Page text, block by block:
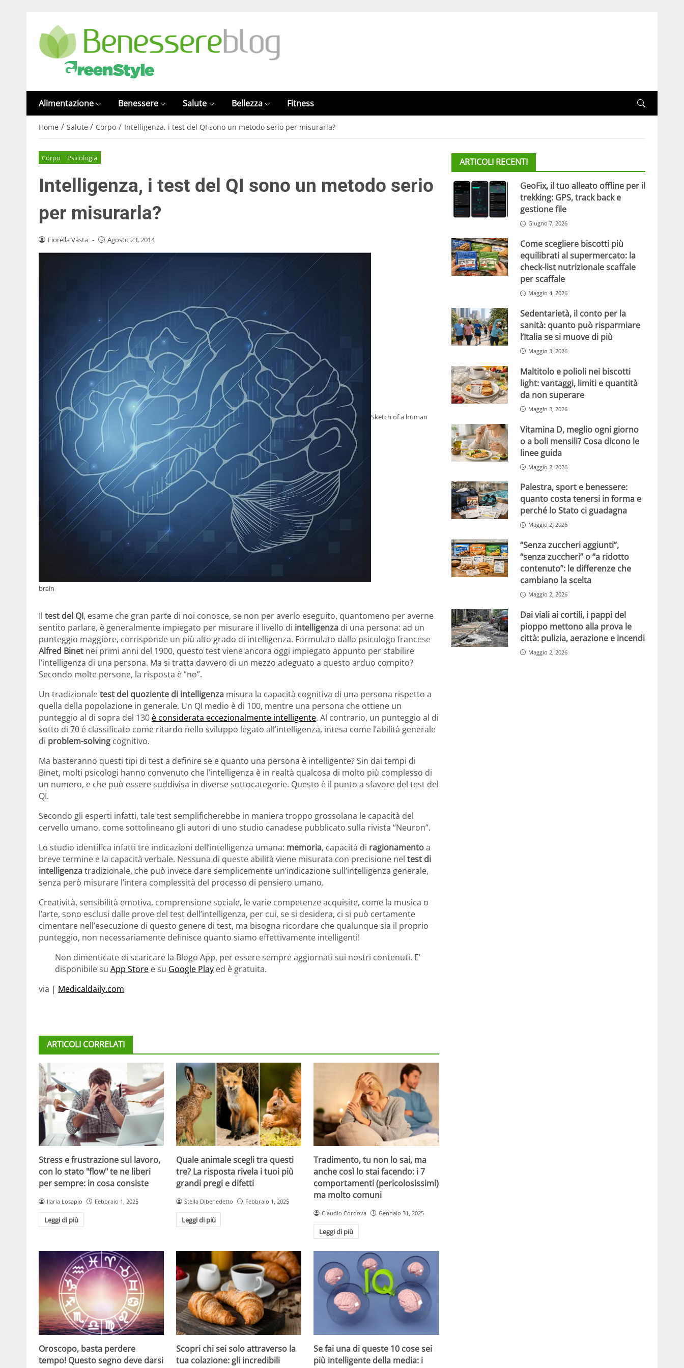
Alimentazione Benessere Salute Bellezza Fitness
Home / Salute / Corpo / Intelligenza, i test del QI sono un metodo serio per misurarla?
Corpo Psicologia
Intelligenza, i test del QI sono un metodo serio
per misurarla?
Fiorella Vasta - Agosto 23, 2014
Sketch of a human
brain
Il test del QI, esame che gran parte di noi conosce, se non per averlo eseguito, quantomeno per averne
sentito parlare, è generalmente impiegato per misurare il livello di intelligenza di una persona: ad un
punteggio maggiore, corrisponde un più alto grado di intelligenza. Formulato dallo psicologo francese
Alfred Binet nei primi anni del 1900, questo test viene ancora oggi impiegato appunto per stabilire
l’intelligenza di una persona. Ma si tratta davvero di un mezzo adeguato a questo arduo compito?
Secondo molte persone, la risposta è “no”.
Un tradizionaletest del quoziente di intelligenza misura la capacità cognitiva di una persona rispetto a
quella della popolazione in generale. Un QI medio è di 100, mentre una persona che ottiene un
punteggio al di sopra del 130 è considerata eccezionalmente intelligente. Al contrario, un punteggio al di
sotto di 70 è classificato come ritardo nello sviluppo legato all’intelligenza, intesa come l’abilità generale
di problem-solving cognitivo.
Ma basteranno questi tipi di test a definire se e quanto una persona è intelligente? Sin dai tempi di
Binet, molti psicologi hanno convenuto che l’intelligenza è in realtà qualcosa di molto più complesso di
un numero, e che può essere suddivisa in diverse sottocategorie. Questo è il punto a sfavore del test del
QI.
Secondo gli esperti infatti, tale test semplificherebbe in maniera troppo grossolana le capacità del
cervello umano, come sottolineano gli autori di uno studio canadese pubblicato sulla rivista “Neuron”.
Lo studio identifica infatti tre indicazioni dell’intelligenza umana: memoria, capacità di ragionamentoa
breve termine e la capacità verbale. Nessuna di queste abilità viene misurata con precisione nel test di
intelligenzatradizionale, che può invece dare semplicemente un’indicazione sull’intelligenza generale,
senza però misurare l’intera complessità del processo di pensiero umano.
Creatività, sensibilità emotiva, comprensione sociale, le varie competenze acquisite, come la musica o
l’arte, sono esclusi dalle prove del test dell’intelligenza, per cui, se si desidera, ci si può certamente
cimentare nell’esecuzione di questo genere di test, ma bisogna ricordare che qualunque sia il proprio
punteggio, non necessariamente definisce quanto siamo effettivamente intelligenti!
Non dimenticate di scaricare la Blogo App, per essere sempre aggiornati sui nostri contenuti. E’
disponibile su App Store e su Google Play ed è gratuita.
via | Medicaldaily.com
ARTICOLI CORRELATI
Stress e frustrazione sul lavoro,
con lo stato "flow" te ne liberi
per sempre: in cosa consiste
Ilaria Losapio Febbraio 1, 2025
Leggi di più
Quale animale scegli tra questi
tre? La risposta rivela i tuoi più
grandi pregi e difetti
Stella Dibenedetto Febbraio 1, 2025
Leggi di più
Tradimento, tu non lo sai, ma
anche così lo stai facendo: i 7
comportamenti (pericolosissimi)
ma molto comuni
Claudio Cordova Gennaio 31, 2025
Leggi di più
Oroscopo, basta perdere
tempo! Questo segno deve darsi
Scopri chi sei solo attraverso la
tua colazione: gli incredibili
Se fai una di queste 10 cose sei
più intelligente della media: i
ARTICOLI RECENTI
GeoFix, il tuo alleato offline per il
trekking: GPS, track back e
gestione file
Giugno 7, 2026
Come scegliere biscotti più
equilibrati al supermercato: la
check-list nutrizionale scaffale
per scaffale
Maggio 4, 2026
Sedentarietà, il conto per la
sanità: quanto può risparmiare
l’Italia se si muove di più
Maggio 3, 2026
Maltitolo e polioli nei biscotti
light: vantaggi, limiti e quantità
da non superare
Maggio 3, 2026
Vitamina D, meglio ogni giorno
o a boli mensili? Cosa dicono le
linee guida
Maggio 2, 2026
Palestra, sport e benessere:
quanto costa tenersi in forma e
perché lo Stato ci guadagna
Maggio 2, 2026
“Senza zuccheri aggiunti”,
“senza zuccheri” o “a ridotto
contenuto”: le differenze che
cambiano la scelta
Maggio 2, 2026
Dai viali ai cortili, i pappi del
pioppo mettono alla prova le
città: pulizia, aerazione e incendi
Maggio 2, 2026